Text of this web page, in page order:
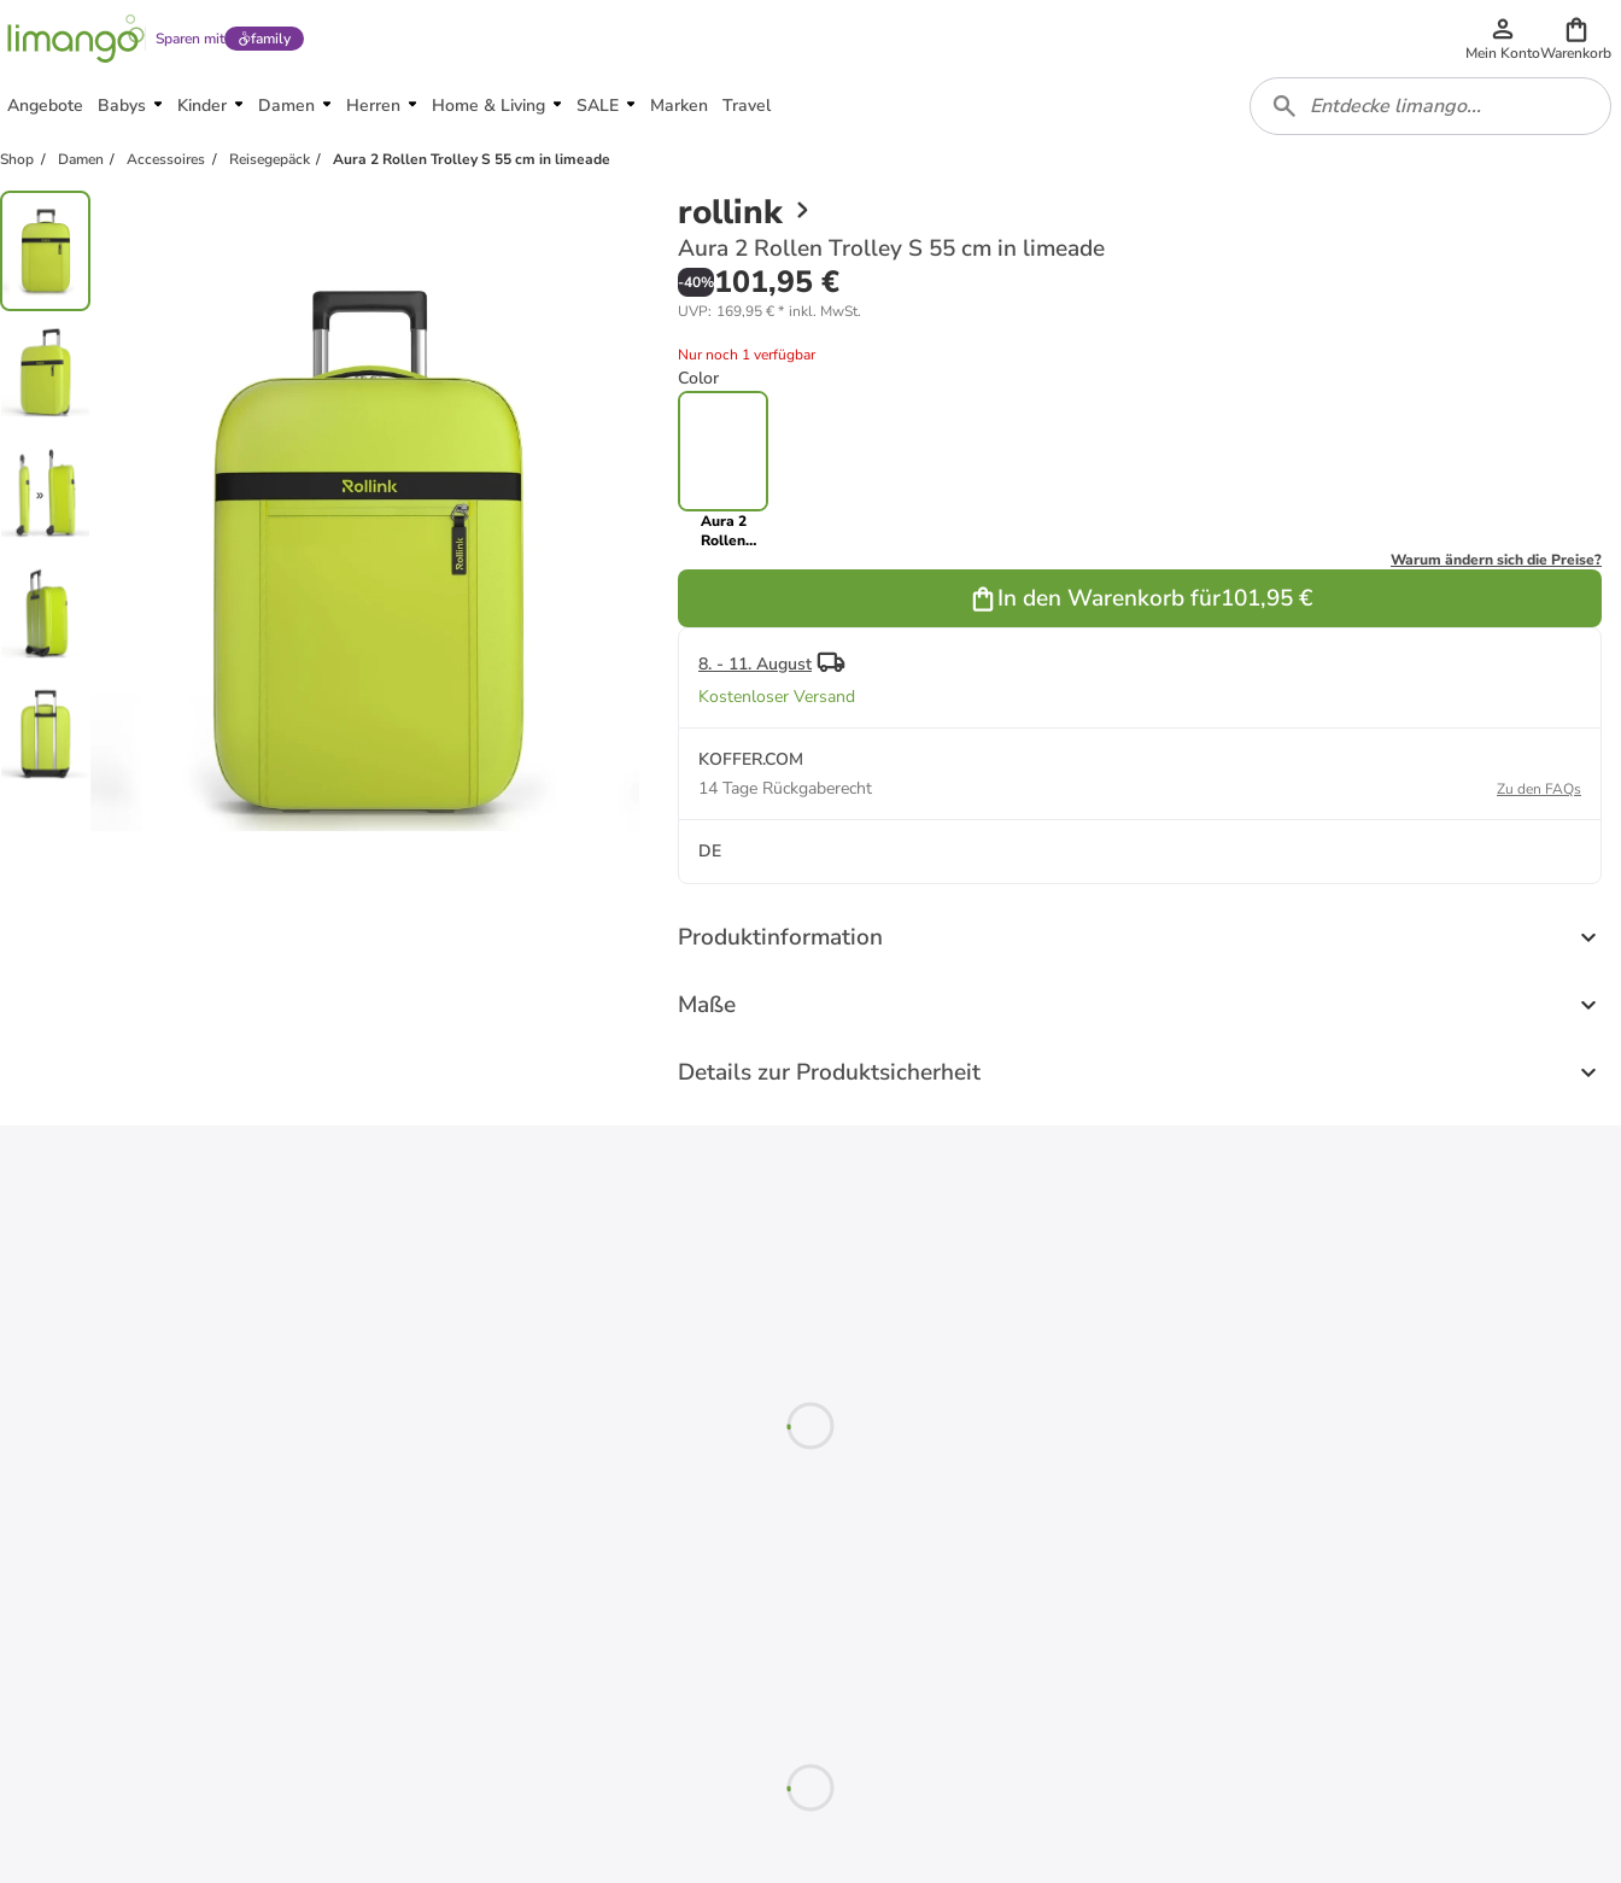
Sparen mit family
Mein KontoWarenkorb
Angebote Babys Kinder Damen Herren Home & Living SALE Marken Travel
Shop Damen Accessoires Reisegepäck Aura 2 Rollen Trolley S 55 cm in limeade
rollink
Aura 2 Rollen Trolley S 55 cm in limeade
-40%101,95 €
UVP: 169,95 €* inkl. MwSt.
Nur noch 1 verfügbar
Color
Aura 2
Rollen
Warum ändern sich die Preise?
In den Warenkorb für101,95 €
8. - 11. August
Kostenloser Versand
KOFFER.COM
14 Tage Rückgaberecht
Zu den FAQs
DE
Produktinformation
Maße
Details zur Produktsicherheit